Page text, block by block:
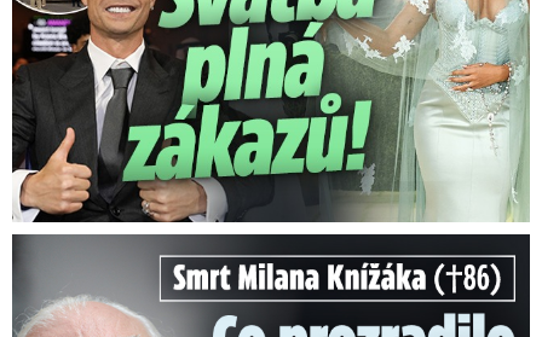
Smrt Milana Knížáka (†86): Co prozradilo neobvyklé parte?